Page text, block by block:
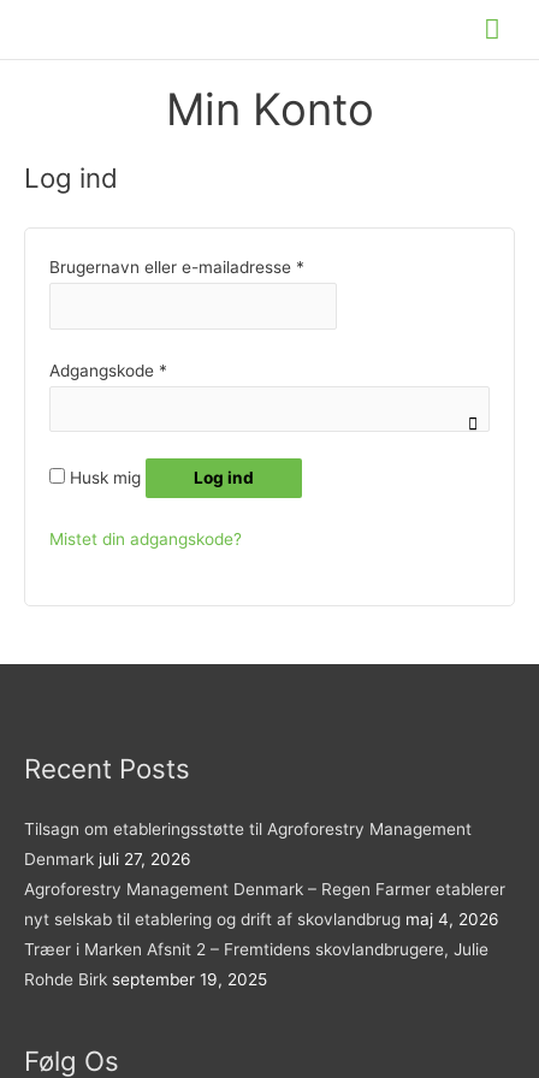
Min Konto
Log ind
Brugernavn eller e-mailadresse *
Adgangskode *
Husk mig Log ind
Mistet din adgangskode?
Recent Posts
Tilsagn om etableringsstøtte til Agroforestry Management
Denmark juli 27, 2026
Agroforestry Management Denmark – Regen Farmer etablerer
nyt selskab til etablering og drift af skovlandbrug maj 4, 2026
Træer i Marken Afsnit 2 – Fremtidens skovlandbrugere, Julie
Rohde Birk september 19, 2025
Følg Os